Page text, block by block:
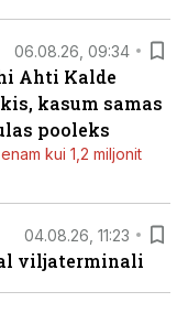
06.08.26, 09:34
Ahti Kalde
kasum samas
pooleks
kui 1,2 miljonit
04.08.26, 11:23
viljaterminali